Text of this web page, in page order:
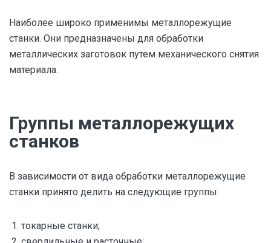
Наиболее широко применимы металлорежущие
станки. Они предназначены для обработки
металлических заготовок путем механического снятия
материала.
Группы металлорежущих
станков
В зависимости от вида обработки металлорежущие
станки принято делить на следующие группы:
токарные станки;